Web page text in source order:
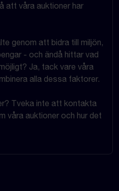
att våra auktioner har
genom att bidra till miljön,
- och ändå hittar vad
Ja, tack vare våra
alla dessa faktorer.
Tveka inte att kontakta
våra auktioner och hur det